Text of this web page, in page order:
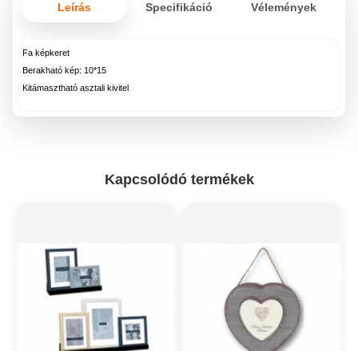
Leírás Specifikáció Vélemények
Fa képkeret
Berakható kép: 10*15
Kitámasztható asztali kivitel
Kapcsolódó termékek